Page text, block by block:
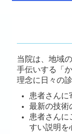
当院は、地域
手伝いする「
理念に日々の
患者さんに
最新の技術
患者さんに
すい説明を